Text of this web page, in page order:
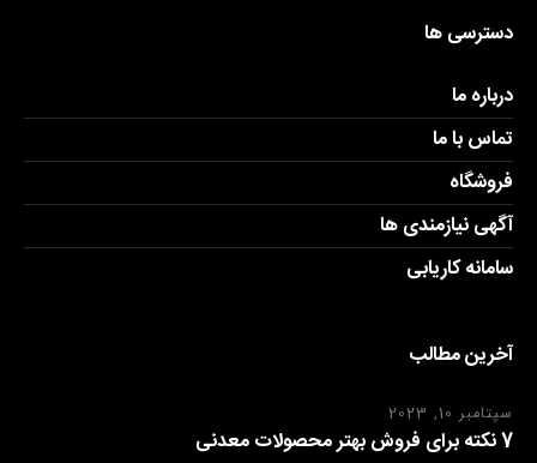
دسترسی ها
درباره ما
تماس با ما
فروشگاه
آگهی نیازمندی ها
سامانه کاریابی
آخرین مطالب
سپتامبر 10, 2023
7 نکته برای فروش بهتر محصولات معدنی